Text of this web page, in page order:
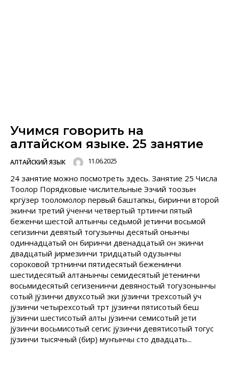
Учимся говорить на
алтайском языке. 25 занятие
АЛТАЙСКИЙ ЯЗЫК 11.06.2025
24 занятие можно посмотреть здесь. Занятие 25 Числа
Тоолор Порядковые числительные Ээчий тоозын
кӧргÿзер тооломолор первый баштапкы, биринчи второй
экинчи третий ÿченчи четвертый тӧртинчи пятый
беженчи шестой алтынчы седьмой jетинчи восьмой
cегизинчи девятый тогузынчы десятый онынчы
одиннадцатый он биринчи двенадцатый он экинчи
двадцатый jирмезинчи тридцатый одузынчы
сороковой тӧртӧнинчи пятидесятый беженинчи
шестидесятый алтанынчы семидесятый jетенинчи
восьмидесятый сегизенинчи девяностый тогузонынчы
сотый jÿзинчи двухсотый эки jÿзинчи трехсотый ÿч
jÿзинчи четырехсотый тӧрт jÿзинчи пятисотый беш
jÿзинчи шестисотый алты jÿзинчи семисотый jети
jÿзинчи восьмисотый cегис jÿзинчи девятисотый тогус
jÿзинчи тысячный (бир) муҥынчы сто двадцать...